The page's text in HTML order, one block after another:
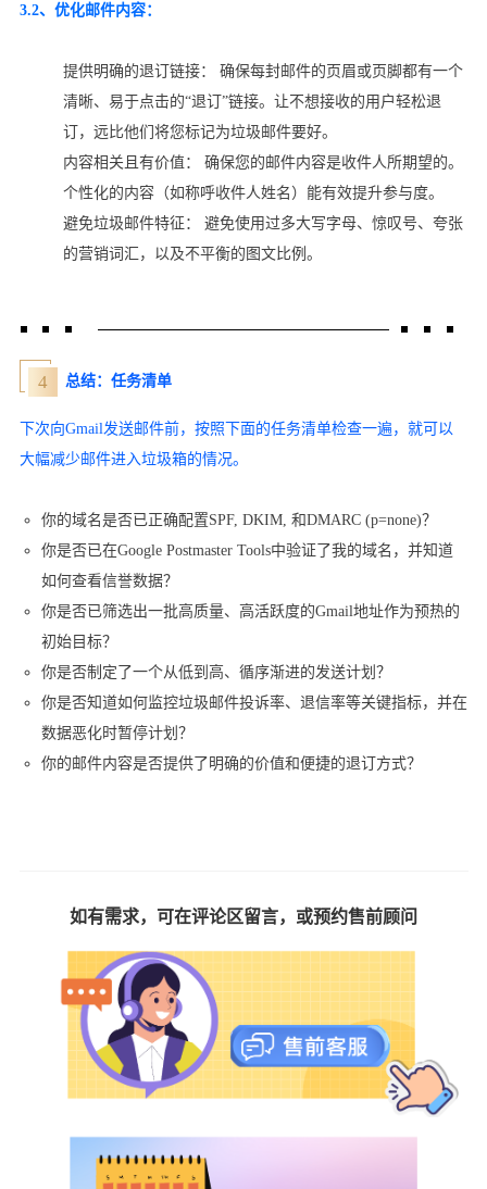
3.2、优化邮件内容：
提供明确的退订链接： 确保每封邮件的页眉或页脚都有一个
清晰、易于点击的“退订”链接。让不想接收的用户轻松退
订，远比他们将您标记为垃圾邮件要好。
内容相关且有价值： 确保您的邮件内容是收件人所期望的。
个性化的内容（如称呼收件人姓名）能有效提升参与度。
避免垃圾邮件特征： 避免使用过多大写字母、惊叹号、夸张
的营销词汇，以及不平衡的图文比例。
4 总结：任务清单
下次向Gmail发送邮件前，按照下面的任务清单检查一遍，就可以
大幅减少邮件进入垃圾箱的情况。
你的域名是否已正确配置SPF, DKIM, 和DMARC (p=none)？
你是否已在Google Postmaster Tools中验证了我的域名，并知道
如何查看信誉数据？
你是否已筛选出一批高质量、高活跃度的Gmail地址作为预热的
初始目标？
你是否制定了一个从低到高、循序渐进的发送计划？
你是否知道如何监控垃圾邮件投诉率、退信率等关键指标，并在
数据恶化时暂停计划？
你的邮件内容是否提供了明确的价值和便捷的退订方式？
如有需求，可在评论区留言，或预约售前顾问